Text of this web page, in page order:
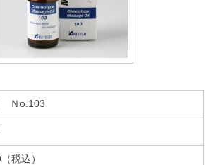
Ｎo.103
税込）